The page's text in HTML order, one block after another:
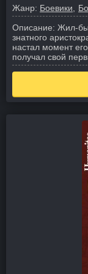
Жанр: Боевики
Описание: Жил-
знатного
настал момент
получал свой